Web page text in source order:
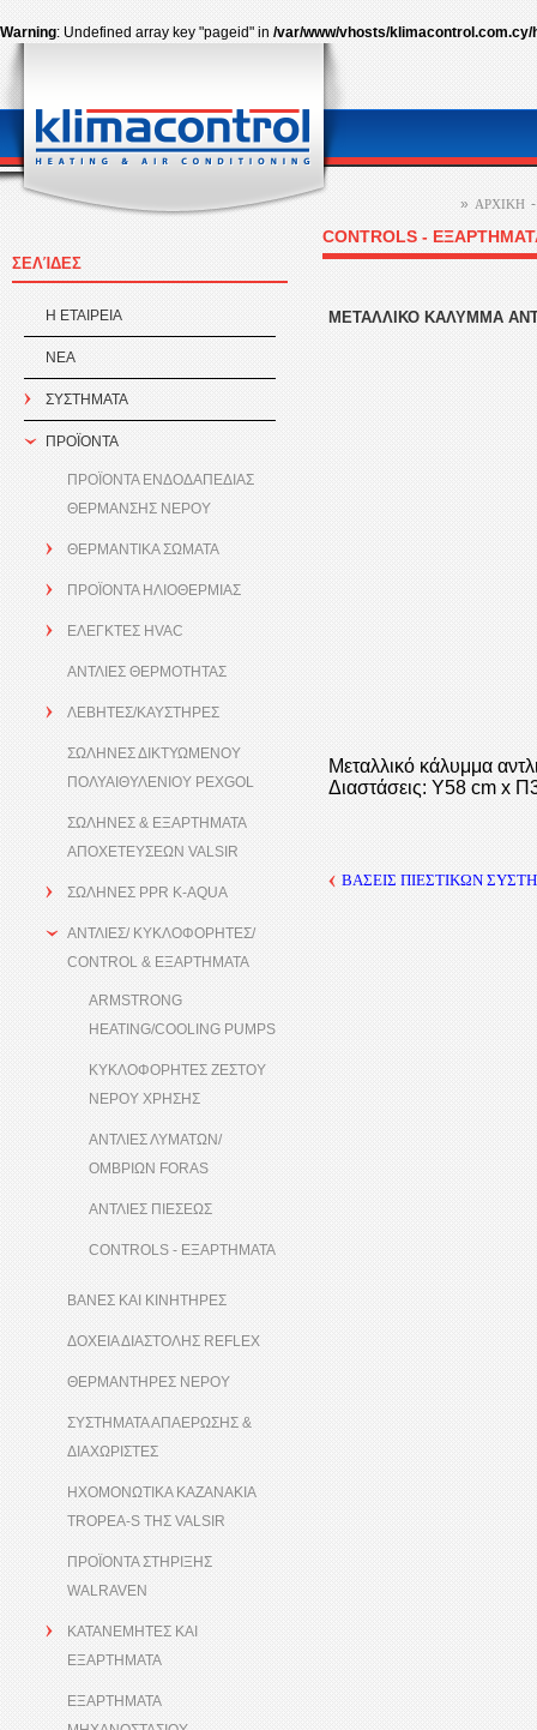
Warning: Undefined array key "pageid" in /var/www/vhosts/
ΣΕΛΊΔΕΣ
Η ΕΤΑΙΡEΙΑ
ΝΕΑ
ΣΥΣΤΗΜΑΤΑ
ΠΡΟÏΟΝΤΑ
ΠΡΟΪΟΝΤΑ ΕΝΔΟΔΑΠΕΔΙΑΣ
ΘΕΡΜΑΝΣΗΣ ΝΕΡΟΥ
ΘΕΡΜΑΝΤΙΚΑ ΣΩΜΑΤΑ
ΠΡΟΪΟΝΤΑ ΗΛΙΟΘΕΡΜΙΑΣ
ΕΛΕΓΚΤΕΣ HVAC
ΑΝΤΛΙΕΣ ΘΕΡΜΟΤΗΤΑΣ
ΛΕΒΗΤΕΣ/ΚΑΥΣΤΗΡΕΣ
ΣΩΛΗΝΕΣ ΔΙΚΤΥΩΜΕΝΟΥ
ΠΟΛΥΑΙΘΥΛΕΝΙΟΥ PEXGOL
ΣΩΛΗΝΕΣ & ΕΞΑΡΤΗΜΑΤΑ
ΑΠΟΧΕΤΕΥΣΕΩΝ VALSIR
ΣΩΛΗΝΕΣ PPR K-AQUA
ΑΝΤΛΙΕΣ/ ΚΥΚΛΟΦΟΡΗΤΕΣ/
CONTROL & ΕΞΑΡΤΗΜΑΤΑ
ARMSTRONG
HEATING/COOLING PUMPS
ΚΥΚΛΟΦΟΡΗΤΕΣ ΖΕΣΤΟΥ
ΝΕΡΟΥ ΧΡΗΣΗΣ
ΑΝΤΛΙΕΣ ΛΥΜΑΤΩΝ/
ΟΜΒΡΙΩΝ FORAS
ΑΝΤΛΙΕΣ ΠΙΕΣΕΩΣ
CONTROLS - ΕΞΑΡΤΗΜΑΤΑ
ΒΑΝΕΣ ΚΑΙ ΚΙΝΗΤΗΡΕΣ
ΔΟΧΕΙΑ ΔΙΑΣΤΟΛΗΣ REFLEX
ΘΕΡΜΑΝΤΗΡΕΣ ΝΕΡΟΥ
ΣΥΣΤΗΜΑΤΑ ΑΠΑΕΡΩΣΗΣ &
ΔΙΑΧΩΡΙΣΤΕΣ
ΗΧΟΜΟΝΩΤΙΚΑ ΚΑΖΑΝΑΚΙΑ
TROPEA-S ΤΗΣ VALSIR
ΠΡΟΪΟΝΤΑ ΣΤΗΡΙΞΗΣ
WALRAVEN
ΚΑΤΑΝΕΜΗΤΕΣ ΚΑΙ
ΕΞΑΡΤΗΜΑΤΑ
ΕΞΑΡΤΗΜΑΤΑ
» ΑΡΧΙΚΗ
CONTROLS -
ΜΕΤΑΛΛΙΚΟ ΚΑΛΥΜΜΑ
Μεταλλικό κάλυμμα
Διαστάσεις: Υ58 cm x
ΒΑΣΕΙΣ ΠΙΕΣΤΙΚΩΝ